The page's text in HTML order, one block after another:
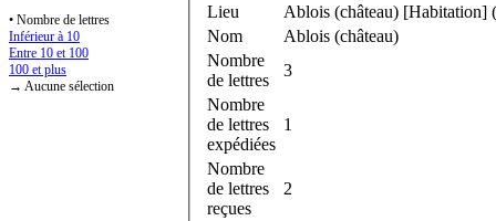
• Nombre de lettres
Inférieur à 10
Entre 10 et 100
100 et plus
→ Aucune sélection
Lieu
Ablois (château) [Habitation]
Nom
Ablois (château)
Nombre
de lettres
3
Nombre
de lettres
expédiées
1
Nombre
de lettres
reçues
2